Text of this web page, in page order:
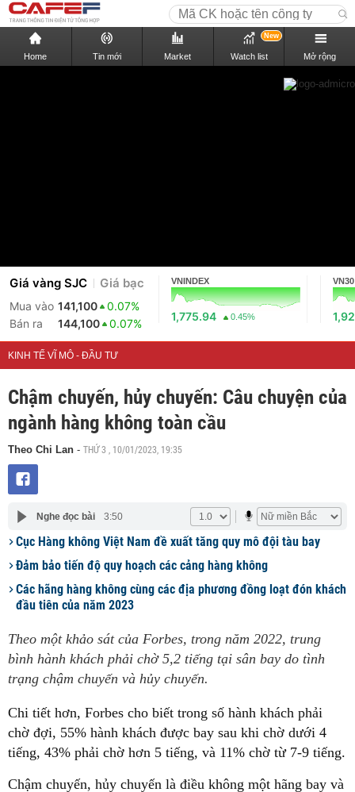
Home Tin mới Market Watch list
New
Mở rộng
Giá vàng SJC Giá bạc
Mua vào 141,100
0.07%
Bán ra
144,100 0.07%
VNINDEX
1,775.94 0.45%
VN30
KINH TẾ VĨ MÔ - ĐẦU TƯ
Chậm chuyến, hủy chuyến: Câu chuyện của
ngành hàng không toàn cầu
Theo Chi Lan - THỨ 3 , 10/01/2023, 19:35
Nghe đọc bài 3:50
Cục Hàng không Việt Nam đề xuất tăng quy mô đội tàu bay
Đảm bảo tiến độ quy hoạch các cảng hàng không
Các hãng hàng không cùng các địa phương đồng loạt đón khách
đầu tiên của năm 2023
Theo một khảo sát của Forbes, trong năm 2022, trung
bình hành khách phải chờ 5,2 tiếng tại sân bay do tình
trạng chậm chuyến và hủy chuyến.
Chi tiết hơn, Forbes cho biết trong số hành khách phải
chờ đợi, 55% hành khách được bay sau khi chờ dưới 4
tiếng, 43% phải chờ hơn 5 tiếng, và 11% chờ từ 7-9 tiếng.
Chậm chuyến, hủy chuyến là điều không một hãng bay và